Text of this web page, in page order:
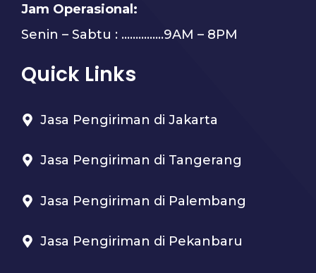
Jam Operasional:
Senin – Sabtu : …………...9AM – 8PM
Quick Links
Jasa Pengiriman di Jakarta
Jasa Pengiriman di Tangerang
Jasa Pengiriman di Palembang
Jasa Pengiriman di Pekanbaru